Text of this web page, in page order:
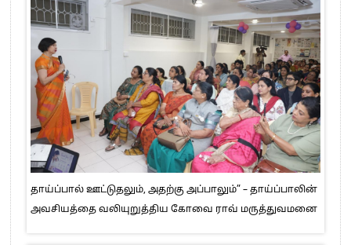
தாய்ப்பால் ஊட்டுதலும், அதற்கு அப்பாலும்” – தாய்ப்பாலின்
அவசியத்தை வலியுறுத்திய கோவை ராவ் மருத்துவமனை